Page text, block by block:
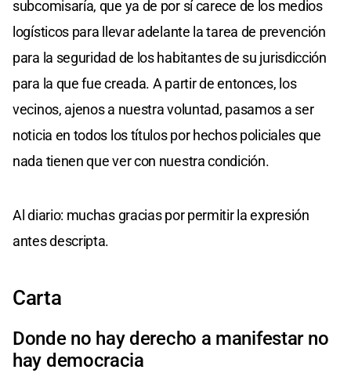
subcomisaría, que ya de por sí carece de los medios
logísticos para llevar adelante la tarea de prevención
para la seguridad de los habitantes de su jurisdicción
para la que fue creada. A partir de entonces, los
vecinos, ajenos a nuestra voluntad, pasamos a ser
noticia en todos los títulos por hechos policiales que
nada tienen que ver con nuestra condición.
Al diario: muchas gracias por permitir la expresión
antes descripta.
Carta
Donde no hay derecho a manifestar no
hay democracia